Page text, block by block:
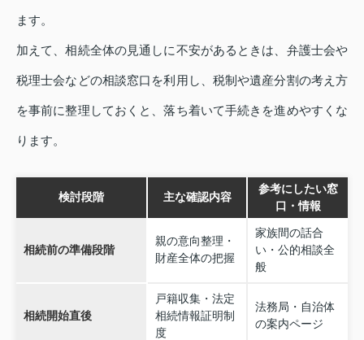
ます。
加えて、相続全体の見通しに不安があるときは、弁護士会や
税理士会などの相談窓口を利用し、税制や遺産分割の考え方
を事前に整理しておくと、落ち着いて手続きを進めやすくな
ります。
検討段階 主な確認内容
参考にしたい窓
口・情報
相続前の準備段階
親の意向整理・
財産全体の把握
家族間の話合
い・公的相談全
般
相続開始直後
戸籍収集・法定
相続情報証明制
度
法務局・自治体
の案内ページ